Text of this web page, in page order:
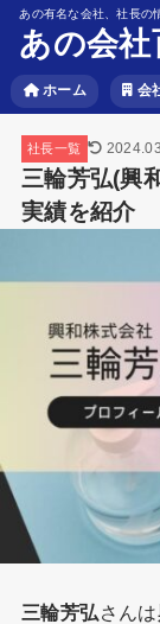
あの有名な会社、社長の
あの会社
ホーム 会
社長一覧
三輪芳弘(興
実績を紹介
三輪芳弘 さんは